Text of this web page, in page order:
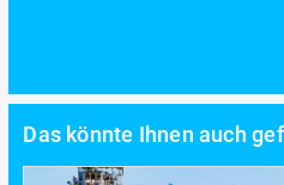
Das könnte Ihnen auch